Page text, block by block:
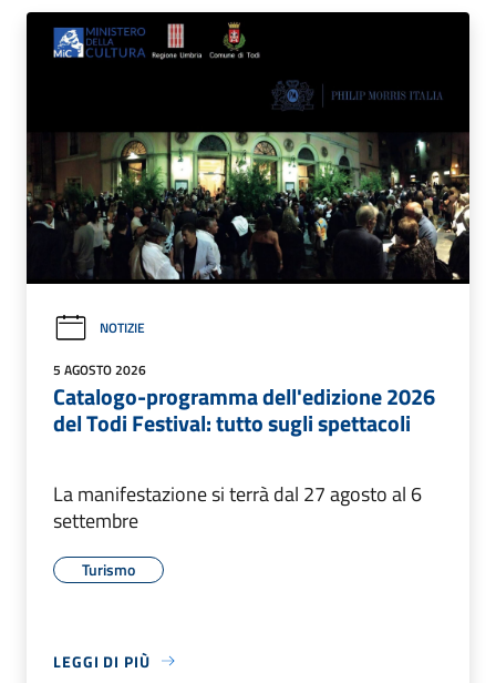
NOTIZIE
5 AGOSTO 2026
Catalogo-programma dell'edizione 2026
del Todi Festival: tutto sugli spettacoli
La manifestazione si terrà dal 27 agosto al 6
settembre
Turismo
LEGGI DI PIÙ